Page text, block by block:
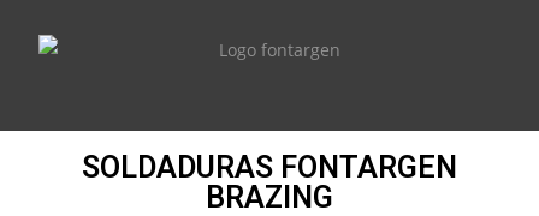
SOLDADURAS FONTARGEN
BRAZING